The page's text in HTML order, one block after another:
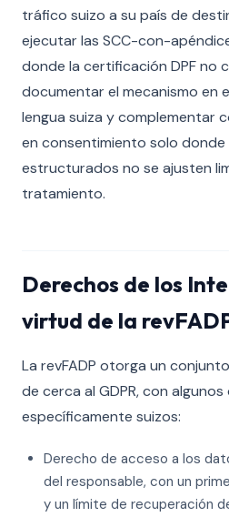
tráfico suizo a su país de
ejecutar las SCC-con-
donde la certificación DPF no
documentar el mecanismo en
lengua suiza y complementar
en consentimiento solo donde
estructurados no se ajusten
tratamiento.
Derechos de los
virtud de la
La revFADP otorga un
de cerca al GDPR, con
específicamente suizos:
Derecho de acceso a los
del responsable, con un
y un límite de recuperación